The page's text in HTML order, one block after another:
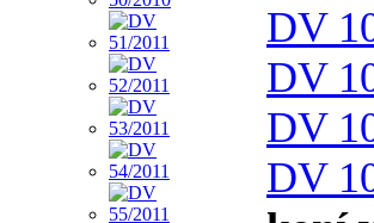
DV
DV
DV
DV